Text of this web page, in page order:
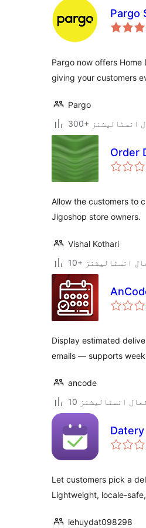
Pargo
Pargo now offers
giving your customers
Pargo
فعال انسٹالیشنز
Order
Allow the customers to
Jigoshop store owners.
Vishal Kothari
فعال انسٹالیشنز
Display estimated
emails — supports
ancode
فعال انسٹالیشنز
Let customers pick a
Lightweight, locale-
lehuydat098298